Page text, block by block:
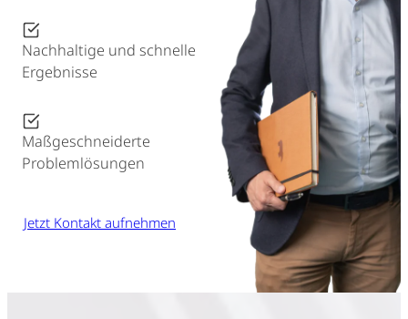
Nachhaltige und schnelle
Ergebnisse
Maßgeschneiderte
Problemlösungen
Jetzt Kontakt aufnehmen